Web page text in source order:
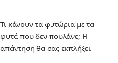
Τι κάνουν τα φυτώρια με τα
φυτά που δεν πουλάνε; Η
απάντηση θα σας εκπλήξει